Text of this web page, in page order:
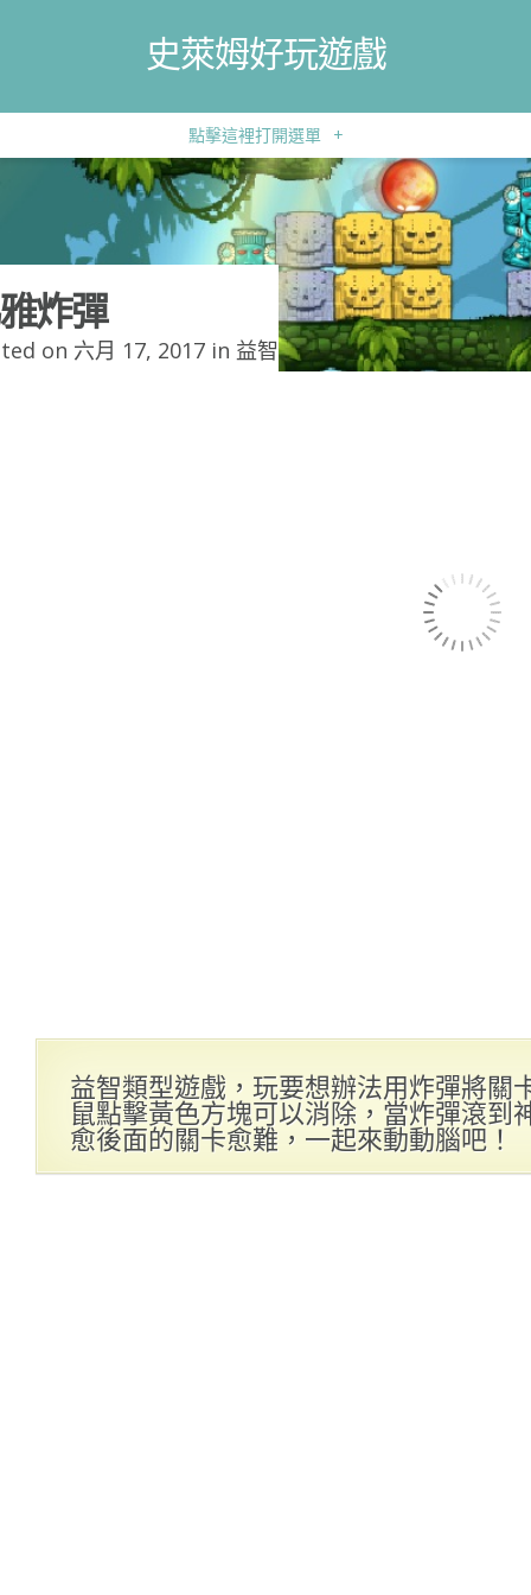
史萊姆好玩遊戲
點擊這裡打開選單 +
炸彈
on 六月 17, 2017 in 益智
益智類型遊戲，玩要想辦法用炸彈將關
鼠點擊黃色方塊可以消除，當炸彈滾到
愈後面的關卡愈難，一起來動動腦吧！